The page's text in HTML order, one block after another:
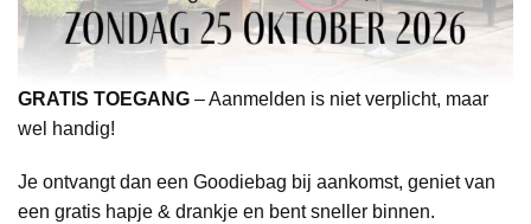
GRATIS TOEGANG – Aanmelden is niet verplicht, maar
wel handig!
Je ontvangt dan een Goodiebag bij aankomst, geniet van
een gratis hapje & drankje en bent sneller binnen.